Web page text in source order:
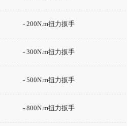
- 200N.m扭力扳手
- 300N.m扭力扳手
- 500N.m扭力扳手
- 800N.m扭力扳手